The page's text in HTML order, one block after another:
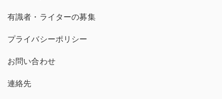
有識者・ライターの募集
プライバシーポリシー
お問い合わせ
連絡先